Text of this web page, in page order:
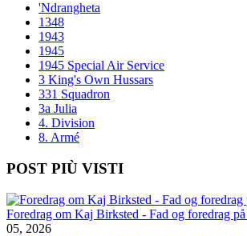
'Ndrangheta
1348
1943
1945
1945 Special Air Service
3 King's Own Hussars
331 Squadron
3a Julia
4. Division
8. Armé
POST PIÙ VISTI
Foredrag om Kaj Birksted - Fad og foredrag
05, 2026